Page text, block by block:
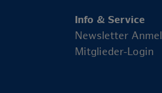
Info & Service
Newsletter
Mitglieder-Login